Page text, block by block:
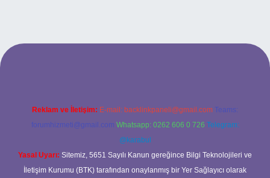
Reklam ve İletişim: E-mail: backlinkpaneli@gmail.com Teams:
forumhizmeti@gmail.com Whatsapp: 0262 606 0 726 Telegram:
@karabul
Yasal Uyarı: Sitemiz, 5651 Sayılı Kanun gereğince Bilgi Teknolojileri ve
İletişim Kurumu (BTK) tarafından onaylanmış bir Yer Sağlayıcı olarak